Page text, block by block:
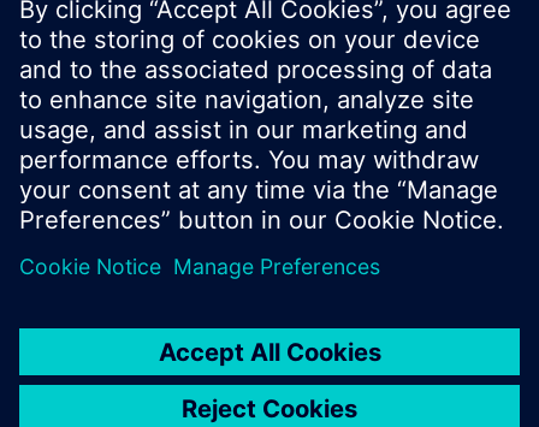
© Siemens Switzerland Ltd. 2017
Portfolio výrobků a ceny se mohou pro každou
Podmínky užití